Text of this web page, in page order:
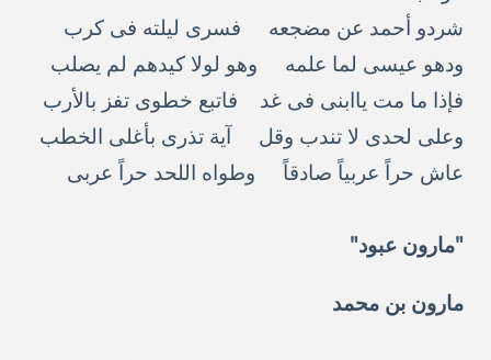
شردو أحمد عن مضجعه فسرى ليلته فى كرب
ودهو عيسى لما علمه وهو لولا كيدهم لم يصلب
فإذا ما مت ياابنى فى غد فاتبع خطوى تفز بالأرب
وعلى لحدى لا تندب وقل آية تذرى بأغلى الخطب
عاش حراً عربياً صادقاً وطواه اللحد حراً عربى
"مارون عبود"
مارون بن محمد